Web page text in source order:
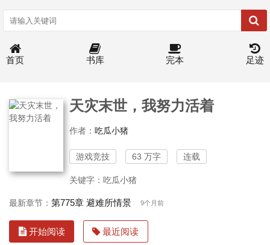
首页 书库 完本 足迹
天灾末世，我努力活着
作者： 吃瓜小猪
游戏竞技 63 万字 连载
关键字：吃瓜小猪
最新章节： 第775章 避难所情景 9个月前
开始阅读 最近阅读